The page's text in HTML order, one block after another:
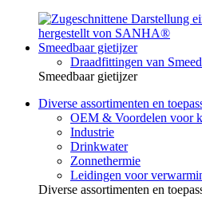
Smeedbaar gietijzer
Draadfittingen van
Smeedbaar gietijzer
Diverse assortimenten en
OEM & Voordelen voor
Industrie
Drinkwater
Zonnethermie
Leidingen voor
Diverse assortimenten en